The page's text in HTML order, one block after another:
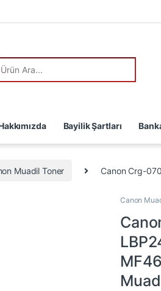
Ürün Ara:
Bayilik Şartları
Muadil Toner Canon Crg-
Canon